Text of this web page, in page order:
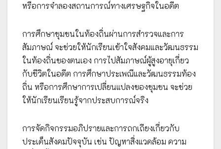
หรือการจำลองสถานการณ์ทางเศรษฐกิจในอดีต
การศึกษาชุมชนในท้องถิ่นผ่านการสำรวจและการ
สัมภาษณ์ จะช่วยให้นักเรียนเข้าใจสังคมและวัฒนธรรม
ในท้องถิ่นของตนเอง การไปสัมภาษณ์ผู้สูงอายุเกี่ยว
กับชีวิตในอดีต การศึกษาประเพณีและวัฒนธรรมท้อง
ถิ่น หรือการศึกษาการเปลี่ยนแปลงของชุมชน จะช่วย
ให้นักเรียนเรียนรู้จากประสบการณ์จริง
การจัดกิจกรรมอภิปรายและการถกเถียงเกี่ยวกับ
ประเด็นสังคมปัจจุบัน เช่น ปัญหาสิ่งแวดล้อม ความ